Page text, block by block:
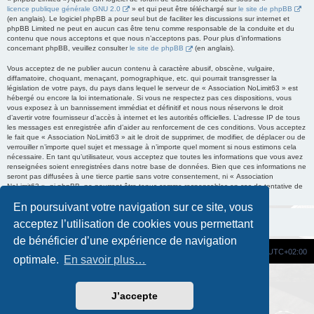
En poursuivant votre navigation sur ce site, vous
acceptez l’utilisation de cookies vous permettant
de bénéficier d’une expérience de navigation
optimale. En savoir plus…
J’accepte
licence publique générale GNU 2.0
» et qui peut être téléchargé surle site de phpBB
(en anglais). Le logiciel phpBB a pour seul but de faciliter les discussions sur internet et
phpBB Limited ne peut en aucun cas être tenu comme responsable de la conduite et du
contenu que nous acceptons et que nous n’acceptons pas. Pour plus d’informations
concernant phpBB, veuillez consulter le site de phpBB (en anglais).
Vous acceptez de ne publier aucun contenu à caractère abusif, obscène, vulgaire,
diffamatoire, choquant, menaçant, pornographique, etc. qui pourrait transgresser la
législation de votre pays, du pays dans lequel le serveur de « Association NoLimit63 » est
hébergé ou encore la loi internationale. Si vous ne respectez pas ces dispositions, vous
vous exposez à un bannissement immédiat et définitif et nous nous réservons le droit
d’avertir votre fournisseur d’accès à internet et les autorités officielles. L’adresse IP de tous
les messages est enregistrée afin d’aider au renforcement de ces conditions. Vous acceptez
le fait que « Association NoLimit63 » ait le droit de supprimer, de modifier, de déplacer ou de
verrouiller n’importe quel sujet et message à n’importe quel moment si nous estimons cela
nécessaire. En tant qu’utilisateur, vous acceptez que toutes les informations que vous avez
renseignées soient enregistrées dans notre base de données. Bien que ces informations ne
seront pas diffusées à une tierce partie sans votre consentement, ni « Association
NoLimit63 », ni phpBB, ne pourront être tenus comme responsables en cas de tentative de
UTC+02:00
extension pour phpBB